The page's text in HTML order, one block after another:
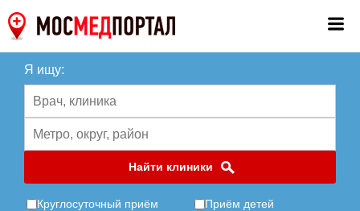
Я ищу:
Найти клиники
Круглосуточный приём Приём детей